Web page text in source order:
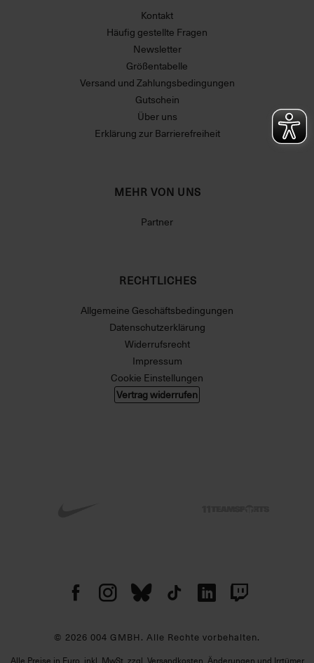
Kontakt
Häufig gestellte Fragen
Newsletter
Größentabelle
Versand und Zahlungsbedingungen
Gutschein
Über uns
Erklärung zur Barrierefreiheit
MEHR VON UNS
Partner
RECHTLICHES
Allgemeine Geschäftsbedingungen
Datenschutzerklärung
Widerrufsrecht
Impressum
Cookie Einstellungen
Vertrag widerrufen
© 2026 004 GMBH. Alle Rechte vorbehalten.
Alle Preise in Euro, inkl. MwSt. zzgl. Versandkosten. Änderungen und Irrtümer